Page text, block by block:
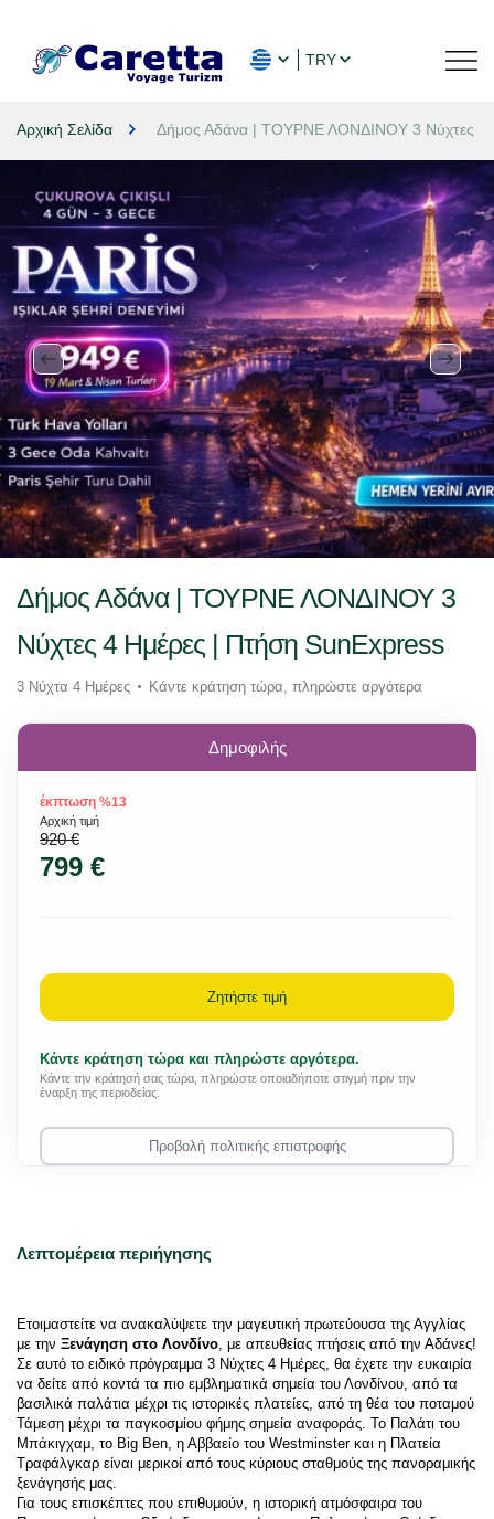
TRY
Αρχική Σελίδα Δήμος Αδάνα | ΤΟΥΡΝΕ ΛΟΝΔΙΝΟΥ 3 Νύχτες 4
Λεπτομέρεια περιήγησης
Ετοιμαστείτε να ανακαλύψετε την μαγευτική πρωτεύουσα της Αγγλίας
με την Ξενάγηση στο Λονδίνο
Σε αυτό το ειδικό πρόγραμμα 3 Νύχτες 4 Ημέρες, θα έχετε την ευκαιρία
να δείτε από κοντά τα πιο εμβληματικά σημεία του Λονδίνου, από τα
βασιλικά παλάτια μέχρι τις ιστορικές πλατείες, από τη θέα του ποταμού
Τάμεση μέχρι τα παγκοσμίου φήμης σημεία αναφοράς. Το Παλάτι του
Μπάκιγχαμ, το Big Ben, η Αββαείο του Westminster και η Πλατεία
Τραφάλγκαρ είναι μερικοί από τους κύριους σταθμούς της πανοραμικής
ξενάγησής μας.
Για τους επισκέπτες που επιθυμούν, η ιστορική ατμόσφαιρα του
Δήμος Αδάνα | ΤΟΥΡΝΕ ΛΟΝΔΙΝΟΥ 3
Νύχτες 4 Ημέρες | Πτήση SunExpress
3 Νύχτα 4 Ημέρες Κάντε κράτηση τώρα, πληρώστε αργότερα
Δημοφιλής
έκπτωση %13
Αρχική τιμή
920 €
799 €
Ζητήστε τιμή
Κάντε κράτηση τώρα και πληρώστε αργότερα.
Κάντε την κράτησή σας τώρα, πληρώστε οποιαδήποτε στιγμή πριν την
έναρξη της περιοδείας.
Προβολή πολιτικής επιστροφής